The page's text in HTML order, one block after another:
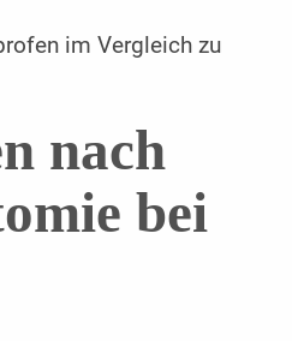
im Vergleich zu
nach
bei